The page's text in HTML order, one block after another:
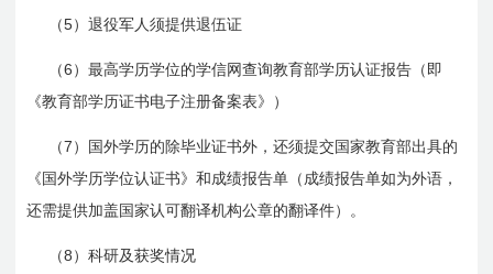
（5）退役军人须提供退伍证
（6 ）最高学历学位的学信网查询教育部学历认证报告（即
《教育部学历证书电子注册备案表》）
（7 ）国外学历的除毕业证书外，还须提交国家教育部出具的
《国外学历学位认证书》和成绩报告单（成绩报告单如为外语，
还需提供加盖国家认可翻译机构公章的翻译件）。
（8 ）科研及获奖情况